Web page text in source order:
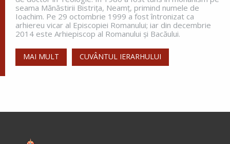
seama Mănăstirii Bistriţa, Neamţ, primind numele de
Ioachim. Pe 29 octombrie 1999 a fost întronizat ca
arhiereu vicar al Episcopiei Romanului; iar din decembrie
2014 este Arhiepiscop al Romanului și Bacăului.
MAI MULT CUVÂNTUL IERARHULUI